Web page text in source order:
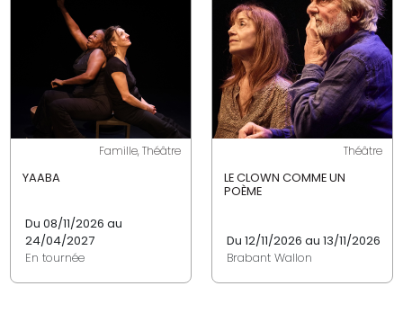
Famille, Théâtre
YAABA
Du 08/11/2026 au
24/04/2027
En tournée
Théâtre
LE CLOWN COMME UN
POÈME
Du 12/11/2026 au 13/11/2026
Brabant Wallon